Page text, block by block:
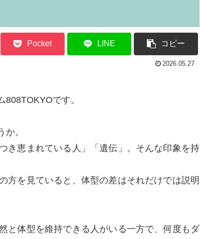
Pocket LINE コピー
2026.05.27
です。
。
き恵まれている人」「遺伝」。そんな印象を持
方を見ていると、体型の差はそれだけでは説明
と体型を維持できる人がいる一方で、何度もダ